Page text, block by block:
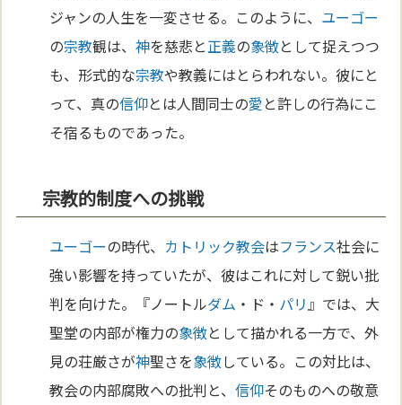
ジャンの人生を一変させる。このように、 ユーゴー
の宗教観は、神を慈悲と正義の象徴として捉えつつ
も、形式的な宗教や教義にはとらわれない。彼にと
って、真の信仰とは人間同士の愛と許しの行為にこ
そ宿るものであった。
宗教的制度への挑戦
ユーゴーの時代、 カトリック教会はフランス社会に
強い影響を持っていたが、彼はこれに対して鋭い批
判を向けた。『ノートルダム ・ド・ パリ 』では、大
聖堂の内部が権力の象徴として描かれる一方で、外
見の荘厳さが神聖さを象徴している。この対比は、
教会の内部腐敗への批判と、信仰そのものへの敬意